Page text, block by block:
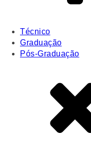
Técnico
Graduação
Pós-Graduação